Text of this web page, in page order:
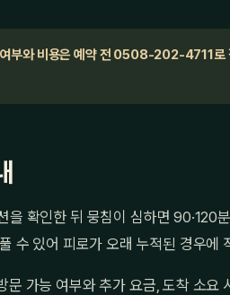
여부와 비용은 예약 전 0508-202-4711로
확인한 뒤 뭉침이 심하면 90·120
수 있어 피로가 오래 누적된 경우에
가능 여부와 추가 요금, 도착 소요